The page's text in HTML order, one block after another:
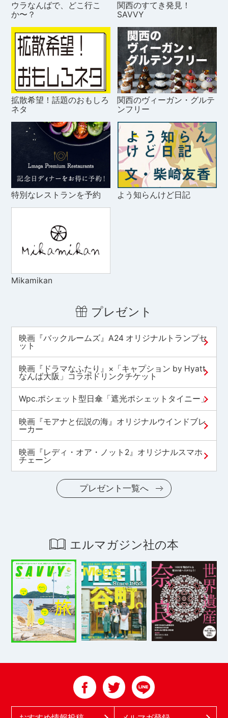
ウラなんばで、どこ行こ
か〜？
関西のすてき発見！
SAVVY
拡散希望！話題のおもしろ
ネタ
関西のヴィーガン・グルテ
ンフリー
特別なレストランを予約 よう知らんけど日記
Mikamikan
プレゼント
映画『バックルームズ』A24 オリジナルトランプセ
ット
映画『ドラマなふたり』×「キャプション by Hyatt
なんば大阪」コラボドリンクチケット
Wpc.ポシェット型日傘「遮光ポシェットタイニー」
映画『モアナと伝説の海』オリジナルウインドブレ
ーカー
映画『レディ・オア・ノット2』オリジナルスマホ
チェーン
プレゼント一覧へ
エルマガジン社の本